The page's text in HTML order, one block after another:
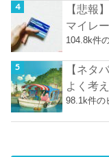
【悲報
マイレ
104.8k件
【ネタ
よく考
98.1k件の